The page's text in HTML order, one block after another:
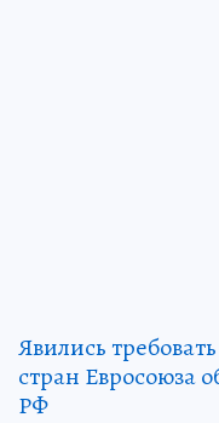
Явились
стран Евросоюза
РФ